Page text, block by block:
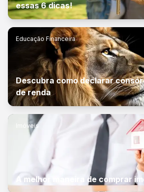
essas 6 dicas!
Educação Financeira
Descubra como declarar
de renda
Imóveis
A melhor maneira de comprar